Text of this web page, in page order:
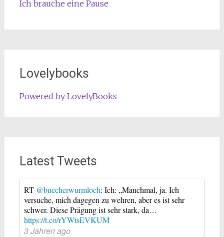
Ich brauche eine Pause
Lovelybooks
Powered by LovelyBooks
Latest Tweets
RT @buecherwurmloch: Ich: „Manchmal, ja. Ich
versuche, mich dagegen zu wehren, aber es ist sehr
schwer. Diese Prägung ist sehr stark, da…
https://t.co/rYWtsEVKUM
3 Jahren ago